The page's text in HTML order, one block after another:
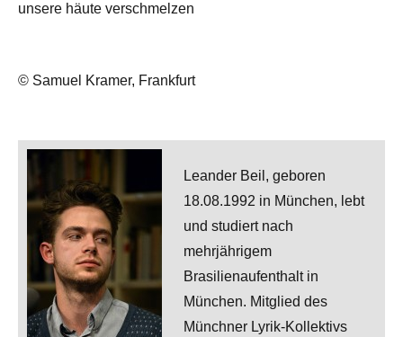
unsere häute verschmelzen
© Samuel Kramer, Frankfurt
Leander Beil, geboren
18.08.1992 in München, lebt
und studiert nach
mehrjährigem
Brasilienaufenthalt in
München. Mitglied des
Münchner Lyrik-Kollektivs